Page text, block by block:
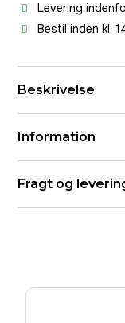
Levering
Bestil inden kl.
Beskrivelse
Information
Fragt og